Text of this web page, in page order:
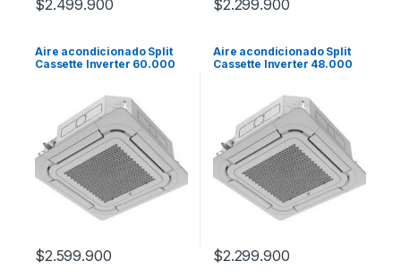
$2.499.900 $2.299.900
Aire acondicionado Split
Cassette Inverter 60.000
$2.599.900
Aire acondicionado Split
Cassette Inverter 48.000
$2.299.900